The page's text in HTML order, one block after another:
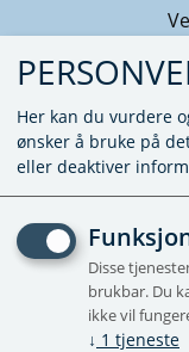
RETT
Her kan du vurdere
ønsker å bruke på
eller deaktiver
Disse
brukbar. Du
ikke vil
↓ 1 tjeneste